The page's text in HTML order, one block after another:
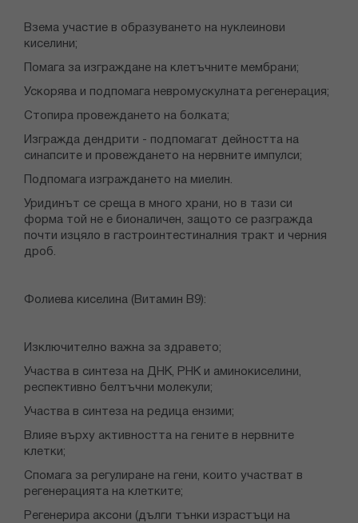
Взема участие в образуването на нуклеинови
киселини;
Помага за изграждане на клетъчните мембрани;
Ускорява и подпомага невромускулната регенерация;
Стопира провеждането на болката;
Изгражда дендрити - подпомагат дейността на
синапсите и провеждането на нервните импулси;
Подпомага изграждането на миелин.
Уридинът се среща в много храни, но в тази си
форма той не е бионаличен, защото се разгражда
почти изцяло в гастроинтестиналния тракт и черния
дроб.
Фолиева киселина (Витамин B9):
Изключително важна за здравето;
Участва в синтеза на ДНК, РНК и аминокиселини,
респективно белтъчни молекули;
Участва в синтеза на редица ензими;
Влияе върху активността на гените в нервните
клетки;
Спомага за регулиране на гени, които участват в
регенерацията на клетките;
Регенерира аксони (дълги тънки израстъци на